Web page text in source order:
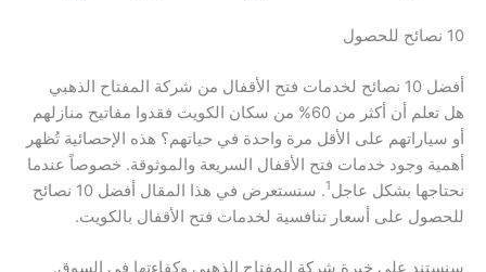
10 نصائح للحصول
أفضل 10 نصائح لخدمات فتح الأقفال من شركة المفتاح الذهبي
هل تعلم أن أكثر من 60% من سكان الكويت فقدوا مفاتيح منازلهم
أو سياراتهم على الأقل مرة واحدة في حياتهم؟ هذه الإحصائية تُظهر
أهمية وجود خدمات فتح الأقفال السريعة والموثوقة. خصوصاً عندما
نحتاجها بشكل عاجل1
. سنستعرض في هذا المقال أفضل 10 نصائح
للحصول على أسعار تنافسية لخدمات فتح الأقفال بالكويت.
سنستند على خبرة شركة المفتاح الذهبي وكفاءتها في السوق.